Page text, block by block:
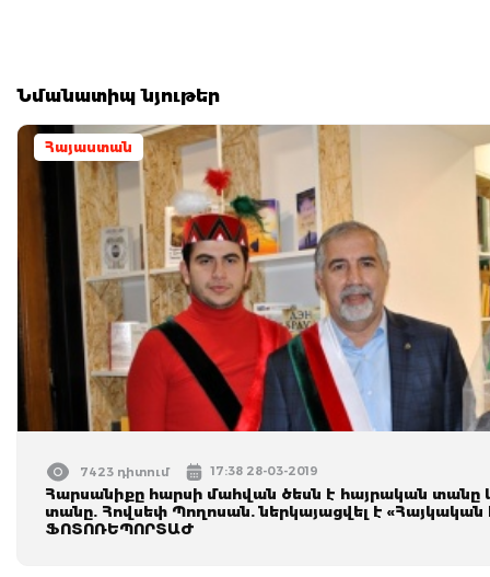
Նմանատիպ նյութեր
Հայաստան
7423 դիտում 17:38 28-03-2019
Հարսանիքը հարսի մահվան ծեսն է հայրական տանը և
տանը. Հովսեփ Պողոսան. ներկայացվել է «Հայկական
ՖՈՏՈՌԵՊՈՐՏԱԺ